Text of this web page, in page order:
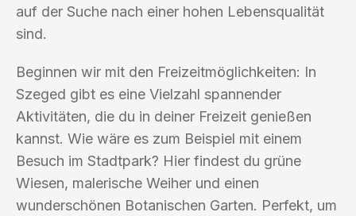
auf der Suche nach einer hohen Lebensqualität
sind.
Beginnen wir mit den Freizeitmöglichkeiten: In
Szeged gibt es eine Vielzahl spannender
Aktivitäten, die du in deiner Freizeit genießen
kannst. Wie wäre es zum Beispiel mit einem
Besuch im Stadtpark? Hier findest du grüne
Wiesen, malerische Weiher und einen
wunderschönen Botanischen Garten. Perfekt, um